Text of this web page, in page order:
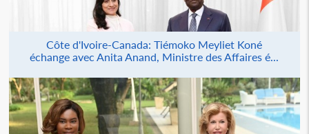
Côte d'Ivoire-Canada: Tiémoko Meyliet Koné
échange avec Anita Anand, Ministre des Affaires é...